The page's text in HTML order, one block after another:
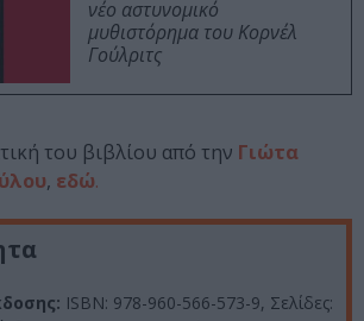
νέο αστυνομικό
μυθιστόρημα του Κορνέλ
Γούλριτς
του βιβλίου από την Γιώτα
, εδώ.
ISBN: 978-960-566-573-9, Σελίδες: